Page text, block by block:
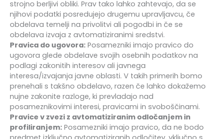
strojno berljivi obliki. Prav tako lahko zahtevajo, da se
njihovi podatki posredujejo drugemu upravljavcu, če
obdelava temelji na privolitvi ali pogodbi in če se
obdelava izvaja z avtomatiziranimi sredstvi.
Pravica do ugovora: Posamezniki imajo pravico do
ugovora glede obdelave svojih osebnih podatkov na
podlagi zakonitih interesov ali javnega
interesa/izvajanja javne oblasti. V takih primerih bomo
prenehali s takšno obdelavo, razen če lahko dokažemo
nujne zakonite razloge, ki prevladajo nad
posameznikovimi interesi, pravicami in svoboščinami.
Pravice v zvezi z avtomatiziranim odločanjem in
profiliranjem: Posamezniki imajo pravico, da ne bodo